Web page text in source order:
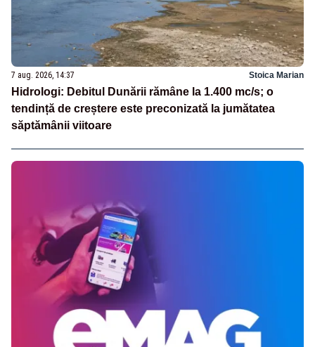
7 aug. 2026, 14:37 Stoica Marian
Hidrologi: Debitul Dunării rămâne la 1.400 mc/s; o
tendință de creștere este preconizată la jumătatea
săptămânii viitoare